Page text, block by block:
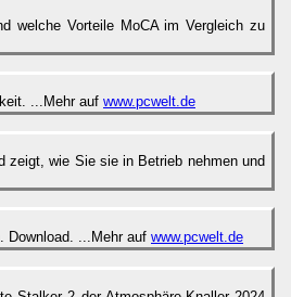
welche Vorteile MoCA im Vergleich zu
...Mehr auf www.pcwelt.de
zeigt, wie Sie sie in Betrieb nehmen und
Download. ...Mehr auf www.pcwelt.de